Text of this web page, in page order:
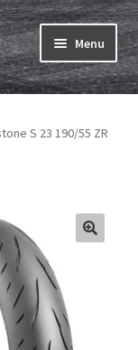
Menu
Rozwiń
Rozwiń
S 23 190/55 ZR